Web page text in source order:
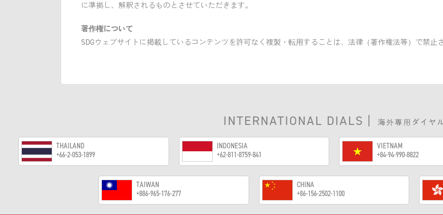
に準拠し、解釈されるものとさせていただきます。
著作権について
SDGウェブサイトに掲載しているコンテンツを許可なく複製・転用することは、法律（著作権法等）で禁止
INTERNATIONAL DIALS | 海外専用ダイヤ
THAILAND
+66-2-053-1899
INDONESIA
+62-811-8759-841
VIETNAM
+84-94-990-8822
TAIWAN
+886-965-176-277
CHINA
+86-156-2502-1100